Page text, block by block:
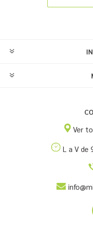
Ver
L a V de